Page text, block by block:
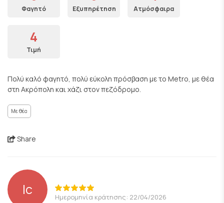
Φαγητό Εξυπηρέτηση Ατμόσφαιρα
4
Τιμή
Πολύ καλό φαγητό, πολύ εύκολη πρόσβαση με το Metro, με θέα
στη Ακρόπολη και χάζι στον πεζόδρομο.
Με θέα
Share
lc Ημερομηνία κράτησης: 22/04/2026